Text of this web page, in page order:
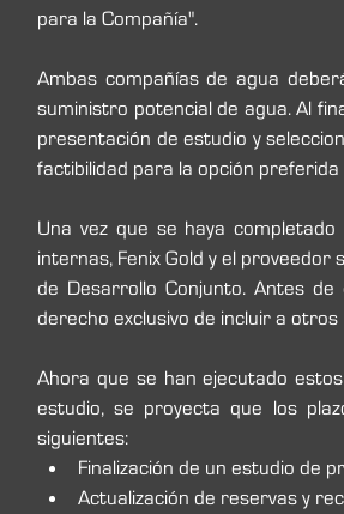
para la Compañía".
Ambas compañías de agua
suministro potencial de agua. Al
presentación de estudio y
factibilidad para la opción
Una vez que se haya
internas, Fenix Gold y el
de Desarrollo Conjunto. Antes
derecho exclusivo de incluir a
Ahora que se han ejecutado
estudio, se proyecta que los
siguientes:
Finalización de un estudio de
Actualización de reservas y